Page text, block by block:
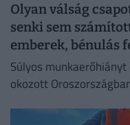
Olyan válság
senki sem
emberek, bénulás
Súlyos
okozott